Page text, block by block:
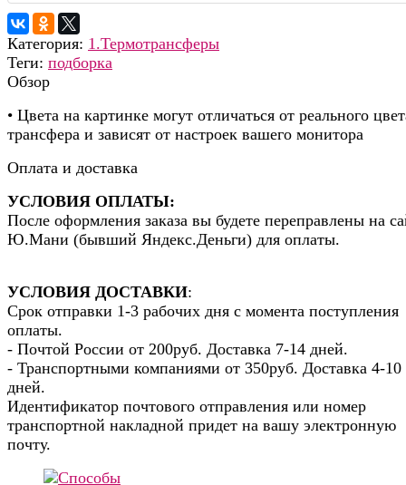
Категория: 1.Термотрансферы
Теги: подборка
Обзор
• Цвета на картинке могут отличаться от реального
трансфера и зависят от настроек вашего монитора
Оплата и доставка
УСЛОВИЯ ОПЛАТЫ:
После оформления заказа вы будете переправлены на
Ю.Мани (бывший Яндекс.Деньги) для оплаты.
УСЛОВИЯ ДОСТАВКИ:
Срок отправки 1-3 рабочих дня с момента поступления
оплаты.
- Почтой России от 200руб. Доставка 7-14 дней.
- Транспортными компаниями от 350руб. Доставка 4-10
дней.
Идентификатор почтового отправления или номер
транспортной накладной придет на вашу электронную
почту.